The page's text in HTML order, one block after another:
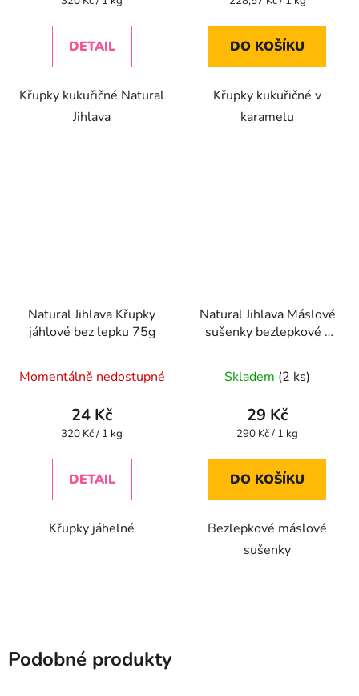
z
DETAIL
Křupky kukuřičné Natural
Jihlava
z
DO KOŠÍKU
Křupky kukuřičné v
karamelu
Natural Jihlava Křupky
jáhlové bez lepku 75g
Momentálně nedostupné
24 Kč
Měrná
320 Kč / 1 kg
DETAIL
Křupky jáhelné
Natural Jihlava Máslové
sušenky bezlepkové -
hodnocení
produktu
je
z
Skladem (2 ks)
29 Kč
Měrná
290 Kč / 1 kg
DO KOŠÍKU
Bezlepkové máslové
sušenky
Podobné produkty